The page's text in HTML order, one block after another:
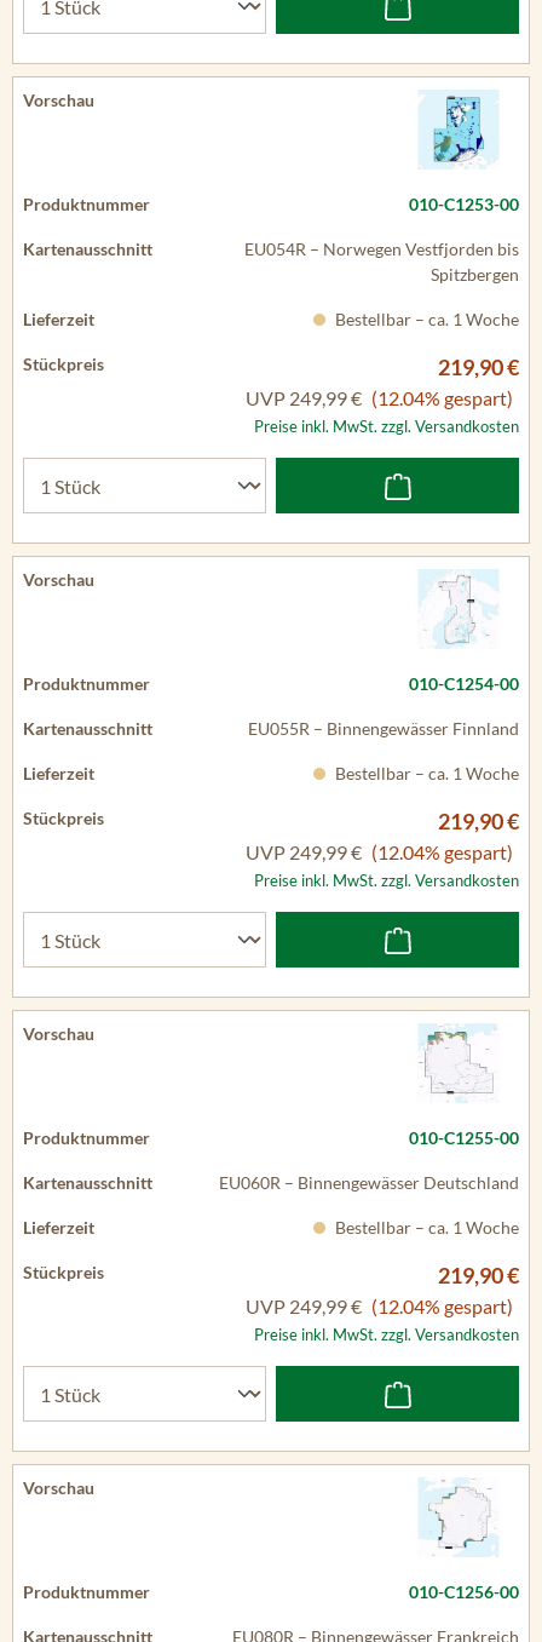
010-C1253-00
EU054R – Norwegen Vestfjorden bis
Spitzbergen
Bestellbar – ca. 1 Woche
219,90 €
UVP 249,99 € (12.04% gespart)
Preise inkl. MwSt. zzgl. Versandkosten
010-C1254-00
EU055R – Binnengewässer Finnland
Bestellbar – ca. 1 Woche
219,90 €
UVP 249,99 € (12.04% gespart)
Preise inkl. MwSt. zzgl. Versandkosten
010-C1255-00
EU060R – Binnengewässer Deutschland
Bestellbar – ca. 1 Woche
219,90 €
UVP 249,99 € (12.04% gespart)
Preise inkl. MwSt. zzgl. Versandkosten
010-C1256-00
EU080R – Binnengewässer Frankreich